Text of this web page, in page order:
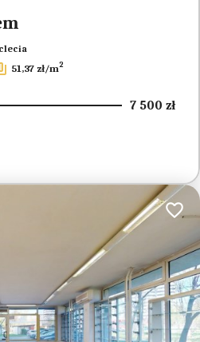
51,37 zł/m2
7 500 zł
Dodaj